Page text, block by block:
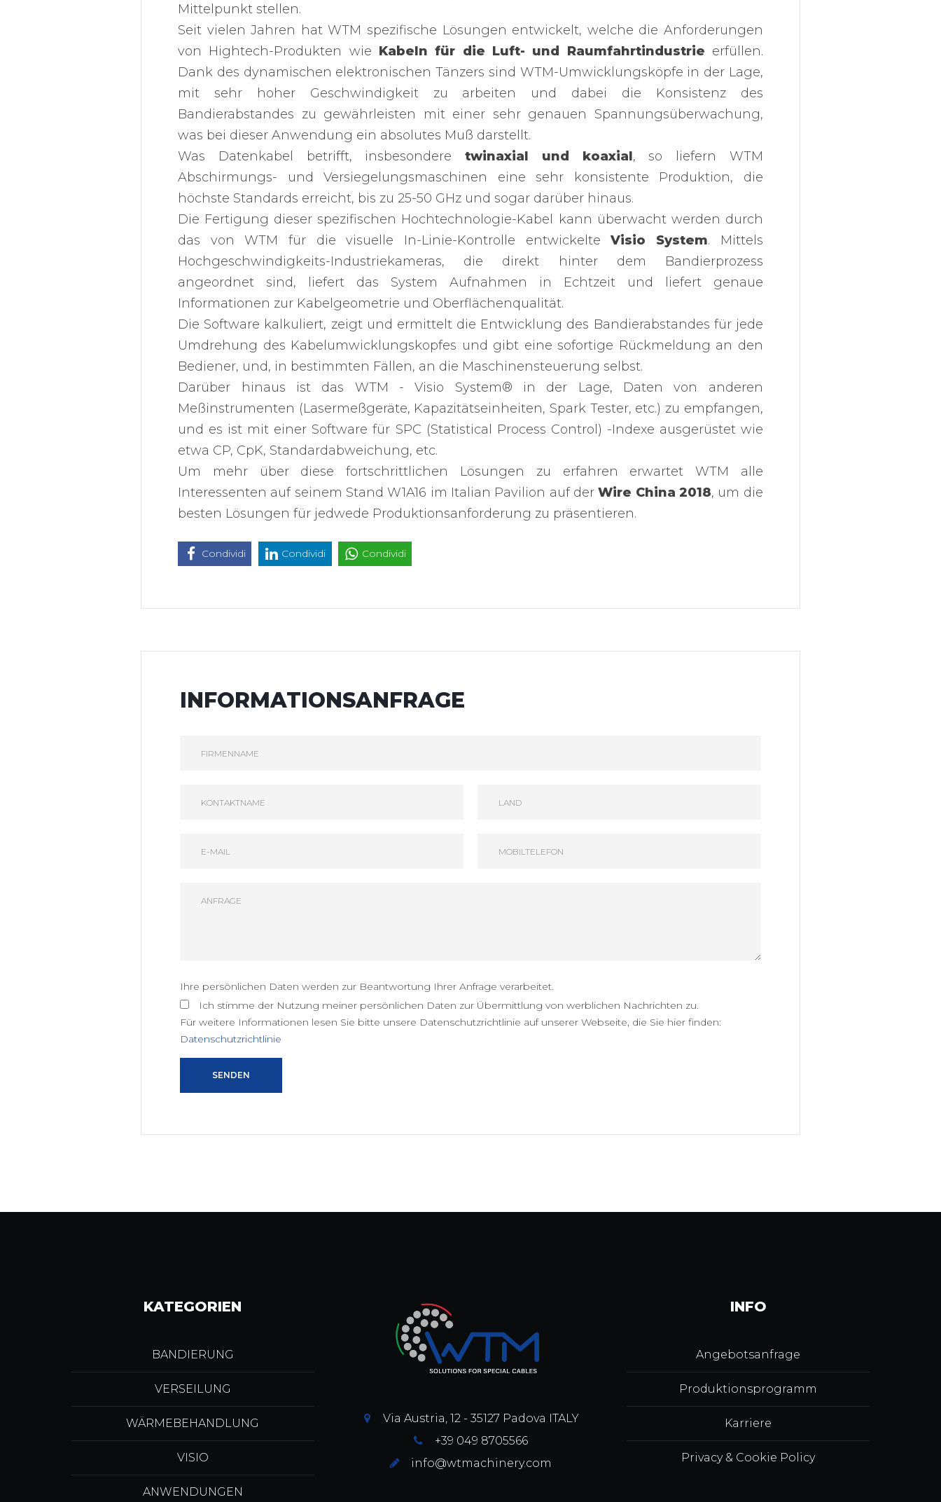
Mittelpunkt stellen.
Seit vielen Jahren hat WTM spezifische Lösungen entwickelt, welche die Anforderungen
von Hightech-Produkten wie Kabeln für die Luft- und Raumfahrtindustrie erfüllen.
Dank des dynamischen elektronischen Tänzers sind WTM-Umwicklungsköpfe in der Lage,
mit sehr hoher Geschwindigkeit zu arbeiten und dabei die Konsistenz des
Bandierabstandes zu gewährleisten mit einer sehr genauen Spannungsüberwachung,
was bei dieser Anwendung ein absolutes Muß darstellt.
Was Datenkabel betrifft, insbesonderetwinaxial und koaxial, so liefern WTM
Abschirmungs- und Versiegelungsmaschinen eine sehr konsistente Produktion, die
höchste Standards erreicht, bis zu 25-50 GHz und sogar darüber hinaus.
Die Fertigung dieser spezifischen Hochtechnologie-Kabel kann überwacht werden durch
das von WTM für die visuelle In-Linie-Kontrolle entwickelteVisio System. Mittels
Hochgeschwindigkeits-Industriekameras, die direkt hinter dem Bandierprozess
angeordnet sind, liefert das System Aufnahmen in Echtzeit und liefert genaue
Informationen zur Kabelgeometrie und Oberflächenqualität.
Die Software kalkuliert, zeigt und ermittelt die Entwicklung des Bandierabstandes für jede
Umdrehung des Kabelumwicklungskopfes und gibt eine sofortige Rückmeldung an den
Bediener, und, in bestimmten Fällen, an die Maschinensteuerung selbst.
Darüber hinaus ist das WTM - Visio System® in der Lage, Daten von anderen
Meßinstrumenten (Lasermeßgeräte, Kapazitätseinheiten, Spark Tester, etc.) zu empfangen,
und es ist mit einer Software für SPC (Statistical Process Control) -Indexe ausgerüstet wie
etwa CP, CpK, Standardabweichung, etc.
Um mehr über diese fortschrittlichen Lösungen zu erfahren erwartet WTM alle
Interessenten auf seinem Stand W1A16 im Italian Pavilion auf der Wire China 2018, um die
besten Lösungen für jedwede Produktionsanforderung zu präsentieren.
Condividi Condividi Condividi
INFORMATIONSANFRAGE
Ihre persönlichen Daten werden zur Beantwortung Ihrer Anfrage verarbeitet.
Ich stimme der Nutzung meiner persönlichen Daten zur Übermittlung von werblichen Nachrichten zu.
Für weitere Informationen lesen Sie bitte unsere Datenschutzrichtlinie auf unserer Webseite, die Sie hier finden:
Datenschutzrichtlinie
SENDEN
Via Austria, 12 - 35127 Padova ITALY
+39 049 8705566
info@wtmachinery.com
KATEGORIEN
BANDIERUNG
VERSEILUNG
WÄRMEBEHANDLUNG
VISIO
ANWENDUNGEN
INFO
Angebotsanfrage
Produktionsprogramm
Karriere
Privacy & Cookie Policy